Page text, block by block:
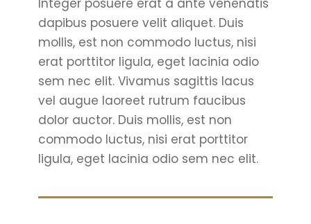
Integer posuere erat a ante venenatis
dapibus posuere velit aliquet. Duis
mollis, est non commodo luctus, nisi
erat porttitor ligula, eget lacinia odio
sem nec elit. Vivamus sagittis lacus
vel augue laoreet rutrum faucibus
dolor auctor. Duis mollis, est non
commodo luctus, nisi erat porttitor
ligula, eget lacinia odio sem nec elit.